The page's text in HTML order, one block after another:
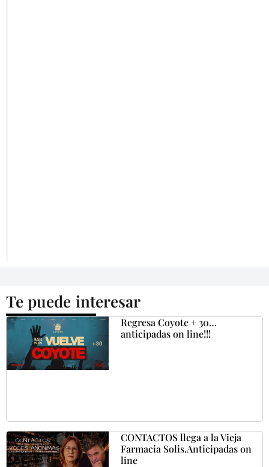
Te puede interesar
Regresa Coyote + 30…
anticipadas on line!!!
CONTACTOS llega a la Vieja
Farmacia Solis.Anticipadas on
line